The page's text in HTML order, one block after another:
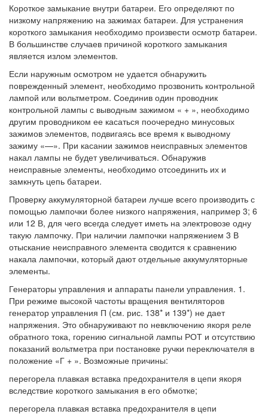
Короткое замыкание внутри батареи. Его определяют по
низкому напряжению на зажимах батареи. Для устранения
короткого замыкания необходимо произвести осмотр батареи.
В большинстве случаев причиной короткого замыкания
является излом элементов.
Если наружным осмотром не удается обнаружить
поврежденный элемент, необходимо прозвонить контрольной
лампой или вольтметром. Соединив один проводник
контрольной лампы с выводным зажимом « + », необходимо
другим проводником ее касаться поочередно минусовых
зажимов элементов, подвигаясь все время к выводному
зажиму «—». При касании зажимов неисправных элементов
накал лампы не будет увеличиваться. Обнаружив
неисправные элементы, необходимо отсоединить их и
замкнуть цепь батареи.
Проверку аккумуляторной батареи лучше всего производить с
помощью лампочки более низкого напряжения, например 3; 6
или 12 В, для чего всегда следует иметь на электровозе одну
такую лампочку. При наличии лампочки напряжением 3 В
отыскание неисправного элемента сводится к сравнению
накала лампочки, который дают отдельные аккумуляторные
элементы.
Генераторы управления и аппараты панели управления. 1.
При режиме высокой частоты вращения вентиляторов
генератор управления П (см. рис. 138* и 139*) не дает
напряжения. Это обнаруживают по невключению якоря реле
обратного тока, горению сигнальной лампы РОТ и отсутствию
показаний вольтметра при постановке ручки переключателя в
положение «Г + ». Возможные причины:
перегорела плавкая вставка предохранителя в цепи якоря
вследствие короткого замыкания в его обмотке;
перегорела плавкая вставка предохранителя в цепи